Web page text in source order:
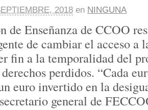
2018 en NINGUNA
de Enseñanza de CCOO
de cambiar el acceso
fin a la temporalidad del
perdidos. “Cada
euro invertido en la
general de